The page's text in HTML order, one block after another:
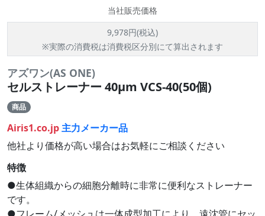
当社販売価格
9,978円(税込)
※実際の消費税は消費税区分別にて算出されます
アズワン(AS ONE)
セルストレーナー 40μm VCS-40(50個)
商品
Airis1.co.jp主力メーカー品
他社より価格が高い場合はお気軽にご相談ください
特徴
●生体組織からの細胞分離時に非常に便利なストレーナー
です。